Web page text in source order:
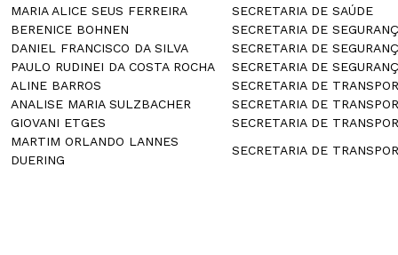
MARIA ALICE SEUS FERREIRA
SECRETARIA DE SAÚDE
BERENICE BOHNEN
SECRETARIA DE
DANIEL FRANCISCO DA SILVA
SECRETARIA DE
PAULO RUDINEI DA COSTA ROCHA
SECRETARIA DE
ALINE BARROS
SECRETARIA DE
ANALISE MARIA SULZBACHER
SECRETARIA DE
GIOVANI ETGES
SECRETARIA DE
MARTIM ORLANDO LANNES
DUERING
SECRETARIA DE